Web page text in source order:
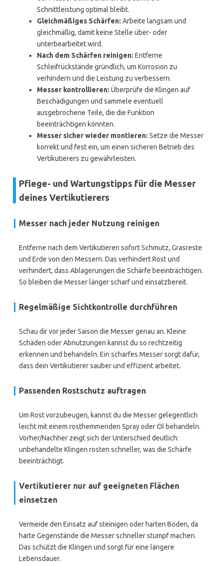
Schnittleistung optimal bleibt.
Gleichmäßiges Schärfen: Arbeite langsam und
gleichmäßig, damit keine Stelle über- oder
unterbearbeitet wird.
Nach dem Schärfen reinigen: Entferne
Schleifrückstände gründlich, um Korrosion zu
verhindern und die Leistung zu verbessern.
Messer kontrollieren: Überprüfe die Klingen auf
Beschädigungen und sammele eventuell
ausgebrochene Teile, die die Funktion
beeinträchtigen könnten.
Messer sicher wieder montieren: Setze die Messer
korrekt und fest ein, um einen sicheren Betrieb des
Vertikutierers zu gewährleisten.
Pflege- und Wartungstipps für die Messer
deines Vertikutierers
Messer nach jeder Nutzung reinigen
Entferne nach dem Vertikutieren sofort Schmutz, Grasreste
und Erde von den Messern. Das verhindert Rost und
verhindert, dass Ablagerungen die Schärfe beeinträchtigen.
So bleiben die Messer länger scharf und einsatzbereit.
Regelmäßige Sichtkontrolle durchführen
Schau dir vor jeder Saison die Messer genau an. Kleine
Schäden oder Abnutzungen kannst du so rechtzeitig
erkennen und behandeln. Ein scharfes Messer sorgt dafür,
dass dein Vertikutierer sauber und effizient arbeitet.
Passenden Rostschutz auftragen
Um Rost vorzubeugen, kannst du die Messer gelegentlich
leicht mit einem rosthemmenden Spray oder Öl behandeln.
Vorher/Nachher zeigt sich der Unterschied deutlich:
unbehandelte Klingen rosten schneller, was die Schärfe
beeinträchtigt.
Vertikutierer nur auf geeigneten Flächen
einsetzen
Vermeide den Einsatz auf steinigen oder harten Böden, da
harte Gegenstände die Messer schneller stumpf machen.
Das schützt die Klingen und sorgt für eine längere
Lebensdauer.